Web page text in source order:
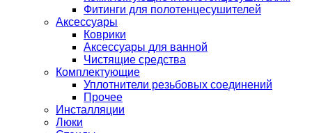
Фитинги для полотенцесушителей
Аксессуары
Коврики
Аксессуары для ванной
Чистящие средства
Комплектующие
Уплотнители резьбовых соединений
Прочее
Инсталляции
Люки